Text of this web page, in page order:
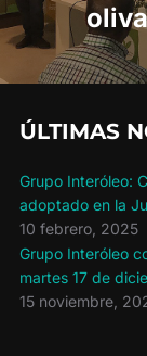
ÚLTIMAS
Grupo Interóleo:
adoptado en la
10 febrero, 2025
Grupo Interóleo
martes 17 de
15 noviembre,